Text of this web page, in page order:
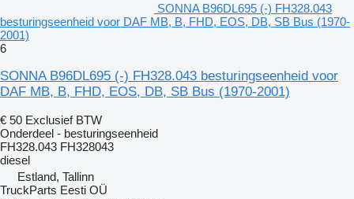
SONNA B96DL695 (-) FH328.043
besturingseenheid voor DAF MB, B, FHD, EOS, DB, SB Bus (1970-
2001)
6
SONNA B96DL695 (-) FH328.043 besturingseenheid voor
DAF MB, B, FHD, EOS, DB, SB Bus (1970-2001)
€ 50 Exclusief BTW
Onderdeel - besturingseenheid
FH328.043 FH328043
diesel
Estland, Tallinn
TruckParts Eesti OÜ